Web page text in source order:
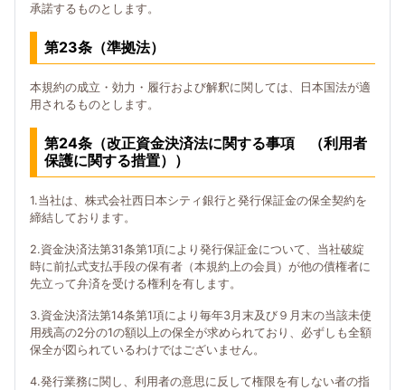
承諾するものとします。
第23条（準拠法）
本規約の成立・効力・履行および解釈に関しては、日本国法が適
用されるものとします。
第24条（改正資金決済法に関する事項 （利用者
保護に関する措置））
1.当社は、株式会社西日本シティ銀行と発行保証金の保全契約を
締結しております。
2.資金決済法第31条第1項により発行保証金について、当社破綻
時に前払式支払手段の保有者（本規約上の会員）が他の債権者に
先立って弁済を受ける権利を有します。
3.資金決済法第14条第1項により毎年3月末及び９月末の当該未使
用残高の2分の1の額以上の保全が求められており、必ずしも全額
保全が図られているわけではございません。
4.発行業務に関し、利用者の意思に反して権限を有しない者の指